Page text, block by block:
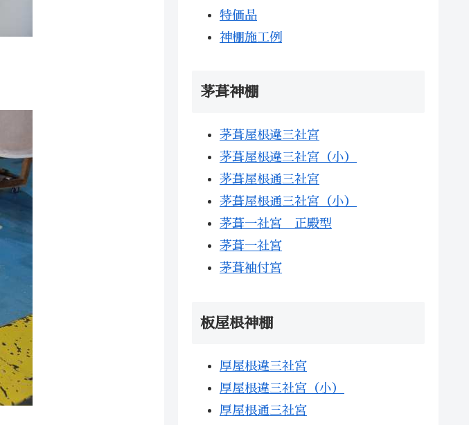
特価品
神棚施工例
茅葺神棚
茅葺屋根違三社宮
茅葺屋根違三社宮（小）
茅葺屋根通三社宮
茅葺屋根通三社宮（小）
茅葺一社宮 正殿型
茅葺一社宮
茅葺袖付宮
板屋根神棚
厚屋根違三社宮
厚屋根違三社宮（小）
厚屋根通三社宮